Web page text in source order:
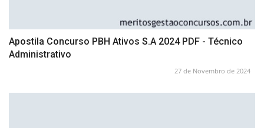
Apostila Concurso PBH Ativos S.A 2024 PDF - Técnico
Administrativo
27 de Novembro de 2024